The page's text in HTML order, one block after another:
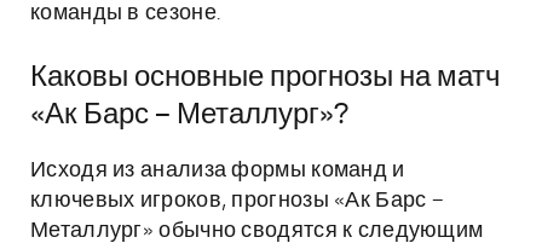
команды в сезоне.
Каковы основные прогнозы на матч
«Ак Барс – Металлург»?
Исходя из анализа формы команд и
ключевых игроков, прогнозы «Ак Барс –
Металлург» обычно сводятся к следующим